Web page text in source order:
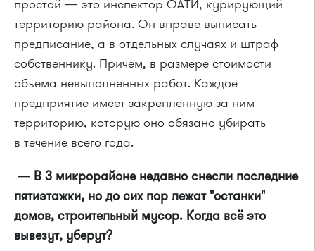
простой — это инспектор ОАТИ, курирующий
территорию района. Он вправе выписать
предписание, а в отдельных случаях и штраф
собственнику. Причем, в размере стоимости
объема невыполненных работ. Каждое
предприятие имеет закрепленную за ним
территорию, которую оно обязано убирать
в течение всего года.
— В 3 микрорайоне недавно снесли последние
пятиэтажки, но до сих пор лежат "останки"
домов, строительный мусор. Когда всё это
вывезут, уберут?